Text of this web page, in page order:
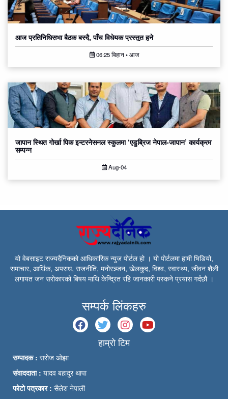
आज प्रतिनिधिसभा बैठक बस्दै, पाँच विधेयक प्रस्तुत हुने
06:25 बिहान • आज
जापान स्थित गोर्खा पिक इन्टरनेसनल स्कुलमा ‘एडुब्रिज नेपाल-जापान’ कार्यक्रम
सम्पन्न
Aug-04
यो वेबसाइट राज्यदैनिकको आधिकारिक न्युज पोर्टल हो । यो पोर्टलमा हामी भिडियो,
समाचार, आर्थिक, अपराध, राजनीति, मनोरञ्जन, खेलकुद, विश्व, स्वास्थ्य, जीवन शैली
लगायत जन सरोकारको बिषय माथि केन्द्रित रहि जानकारी पस्कने प्रयास गर्दछौ ।
सम्पर्क लिंकहरु
हाम्रो टिम
सम्पादक : सरोज ओझा
संवाददाता : यादव बहादुर थापा
फोटो पत्रकार : सैलेश नेपाली